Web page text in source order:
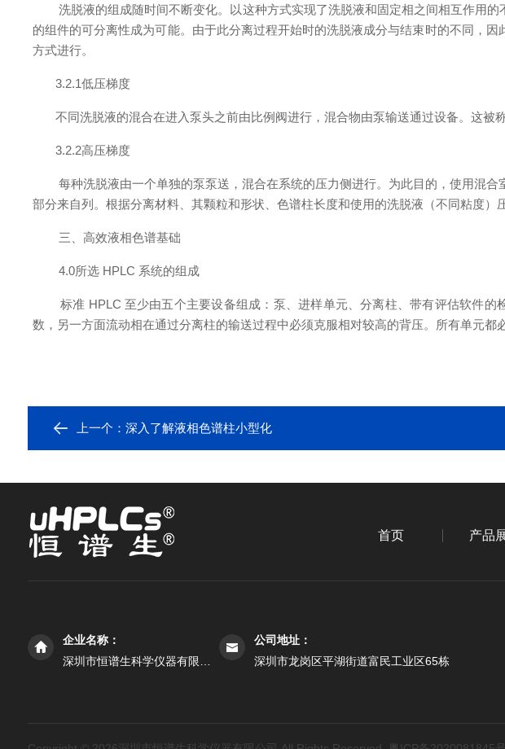
洗脱液的组成随时间不断变化。以这种方式实现了洗脱液和固定相之间相互作用的
的组件的可分离性成为可能。由于此分离过程开始时的洗脱液成分与结束时的不同，
方式进行。
3.2.1低压梯度
不同洗脱液的混合在进入泵头之前由比例阀进行，混合物由泵输送通过设备。这被
3.2.2高压梯度
每种洗脱液由一个单独的泵泵送，混合在系统的压力侧进行。为此目的，使用混合
部分来自列。根据分离材料、其颗粒和形状、色谱柱长度和使用的洗脱液（不同粘度）
三、高效液相色谱基础
4.0所选 HPLC 系统的组成
标准 HPLC 至少由五个主要设备组成：泵、进样单元、分离柱、带有评估软件的
数，另一方面流动相在通过分离柱的输送过程中必须克服相对较高的背压。所有单元都
上一个： 深入了解液相色谱柱小型化
首页 产品
企业名称：
公司地址：
深圳市龙岗区平湖街道富民工业区65栋